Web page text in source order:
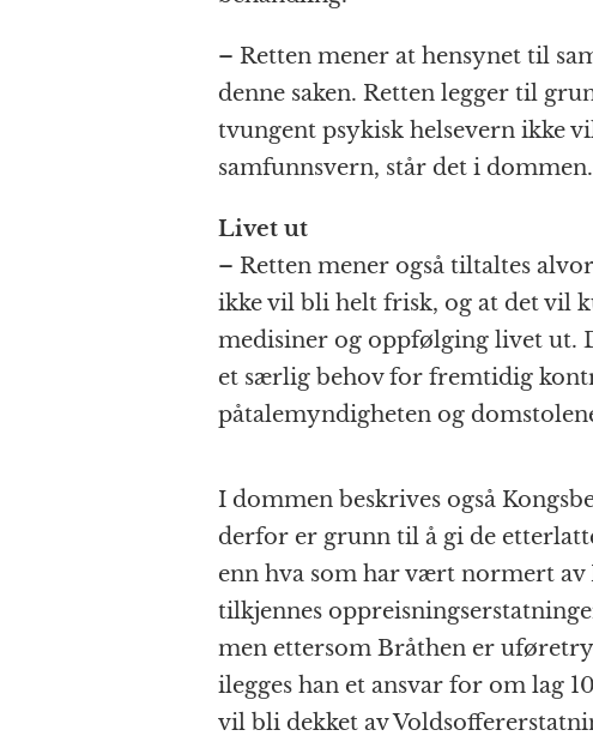
– Retten mener at hensynet til
denne saken. Retten legger til
tvungent psykisk helsevern ikke
samfunnsvern, står det i dommen.
Livet ut
– Retten mener også tiltaltes
ikke vil bli helt frisk, og at det vil
medisiner og oppfølging livet ut.
et særlig behov for fremtidig
påtalemyndigheten og
I dommen beskrives også
derfor er grunn til å gi de
enn hva som har vært normert
tilkjennes
men ettersom Bråthen er
ilegges han et ansvar for om lag
vil bli dekket av